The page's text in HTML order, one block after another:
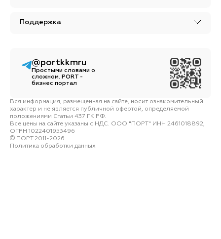
Поддержка
Вся информация, размещенная на сайте, носит ознакомительный
характер и не является публичной офертой, определяемой
положениями Статьи 437 ГК РФ.
Все цены на сайте указаны с НДС. ООО "ПОРТ" ИНН 2461018892,
ОГРН 1022401953496
ПОРТ 2011-2026
Политика обработки данных
@portkkmru
Простыми словами о
сложном. PORT -
бизнес портал